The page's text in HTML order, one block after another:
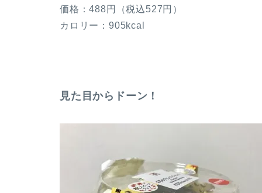
価格：488円（税込527円）
カロリー：905kcal
見た目からドーン！